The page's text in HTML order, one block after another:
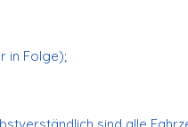
in Folge);